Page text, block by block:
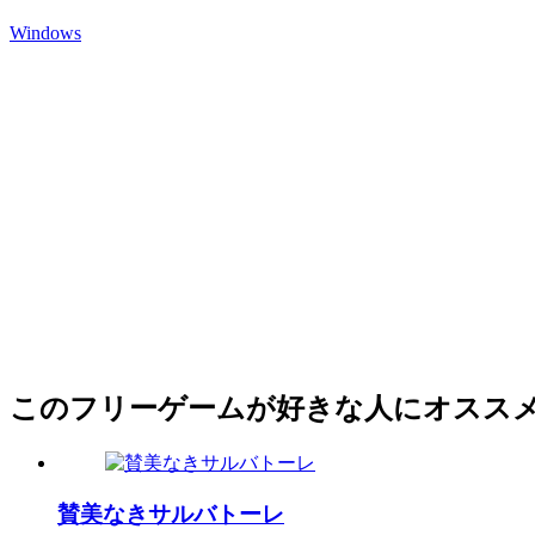
Windows
このフリーゲームが好きな人にオスス
賛美なきサルバトーレ